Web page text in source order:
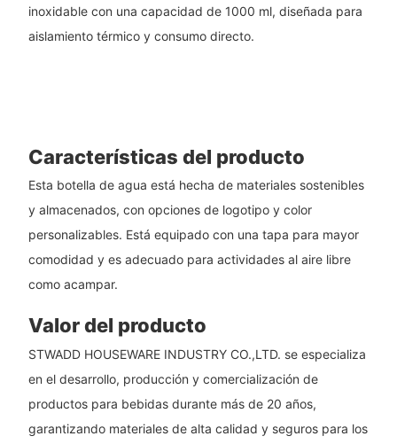
inoxidable con una capacidad de 1000 ml, diseñada para
aislamiento térmico y consumo directo.
Características del producto
Esta botella de agua está hecha de materiales sostenibles
y almacenados, con opciones de logotipo y color
personalizables. Está equipado con una tapa para mayor
comodidad y es adecuado para actividades al aire libre
como acampar.
Valor del producto
STWADD HOUSEWARE INDUSTRY CO.,LTD. se especializa
en el desarrollo, producción y comercialización de
productos para bebidas durante más de 20 años,
garantizando materiales de alta calidad y seguros para los